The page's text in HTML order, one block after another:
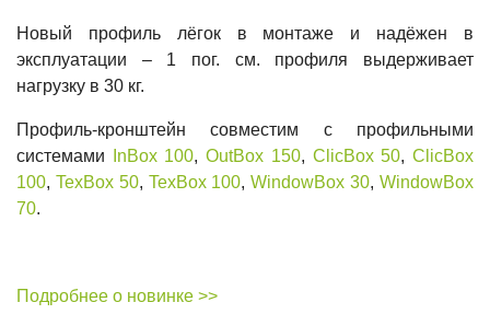
Новый профиль лёгок в монтаже и надёжен в
эксплуатации – 1 пог. см. профиля выдерживает
нагрузку в 30 кг.
Профиль-кронштейн совместим с профильными
системами
InBox 100,OutBox 150, ClicBox 50,ClicBox
100, TexBox 50, TexBox 100,WindowBox 30,WindowBox
70.
Подробнее о новинке >>